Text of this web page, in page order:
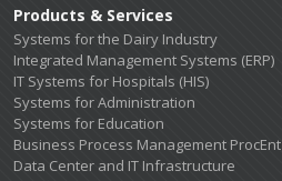
Products & Services
Systems for the Dairy Industry
Integrated Management Systems (ERP)
IT Systems for Hospitals (HIS)
Systems for Administration
Systems for Education
Business Process Management ProcEnt
Data Center and IT Infrastructure